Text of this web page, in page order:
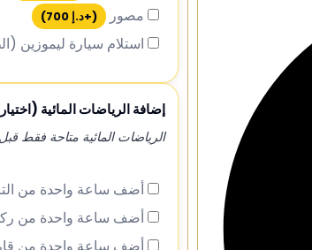
مصور (+د.إ )
استلام سيارة ليموزين
إضافة الرياضات المائية
الرياضات المائية متاحة فقط قبل
أضف ساعة واحدة من
أضف ساعة واحدة من